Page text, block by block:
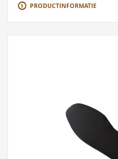
PRODUCTINFORMATIE